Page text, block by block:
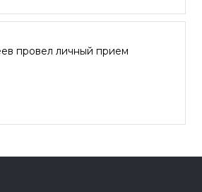
провел личный прием